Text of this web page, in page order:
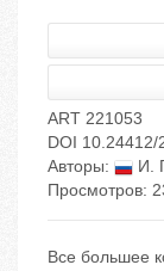
ART 221053
DOI 10.24412/
Авторы:
И.
Просмотров:
Все большее